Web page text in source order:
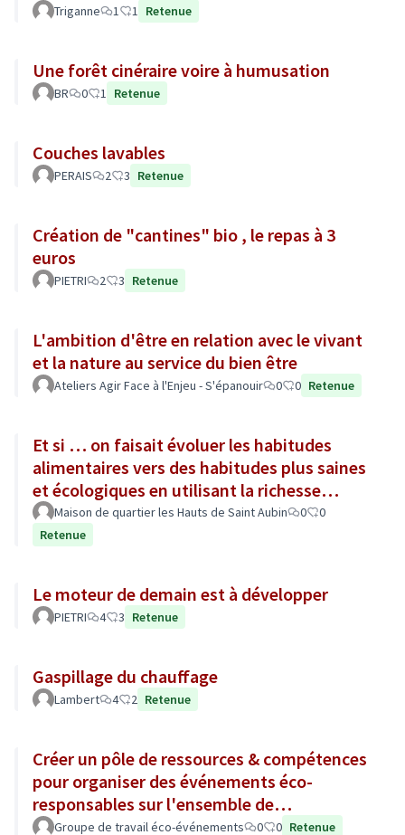
Triganne 1 1 Retenue
Une forêt cinéraire voire à humusation
BR 0 1 Retenue
Couches lavables
PERAIS 2 3 Retenue
Création de "cantines" bio , le repas à 3
euros
PIETRI 2 3 Retenue
L'ambition d'être en relation avec le vivant
et la nature au service du bien être
Ateliers Agir Face à l'Enjeu - S'épanouir 0 0 Retenue
Et si … on faisait évoluer les habitudes
alimentaires vers des habitudes plus saines
et écologiques en utilisant la richesse
culturelle ?
Maison de quartier les Hauts de Saint Aubin 0
0
Retenue
Le moteur de demain est à développer
PIETRI 4 3 Retenue
Gaspillage du chauffage
Lambert 4 2 Retenue
Créer un pôle de ressources & compétences
pour organiser des événements éco-
responsables sur l'ensemble de
l'agglomération
Groupe de travail éco-événements 0 0 Retenue